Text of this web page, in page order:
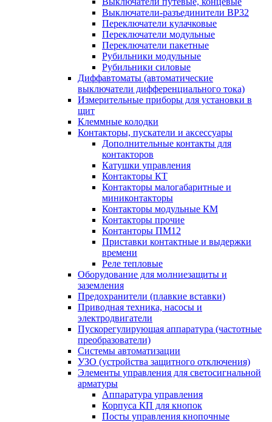
Выключатели-разъединители ВР32
Переключатели кулачковые
Переключатели модульные
Переключатели пакетные
Рубильники модульные
Рубильники силовые
Диффавтоматы (автоматические
выключатели дифференциального тока)
Измерительные приборы для установки в
щит
Клеммные колодки
Контакторы, пускатели и аксессуары
Дополнительные контакты для
контакторов
Катушки управления
Контакторы КТ
Контакторы малогабаритные и
миниконтакторы
Контакторы модульные КМ
Контакторы прочие
Контанторы ПМ12
Приставки контактные и выдержки
времени
Реле тепловые
Оборудование для молниезащиты и
заземления
Предохранители (плавкие вставки)
Приводная техника, насосы и
электродвигатели
Пускорегулирующая аппаратура (частотные
преобразователи)
Системы автоматизации
УЗО (устройства защитного отключения)
Элементы управления для светосигнальной
арматуры
Аппаратура управления
Корпуса КП для кнопок
Посты управления кнопочные